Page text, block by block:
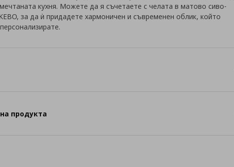
кухня. Можете да я съчетаете с челата в матово сиво-
за да ѝ придадете хармоничен и съвременен облик, който
продукта